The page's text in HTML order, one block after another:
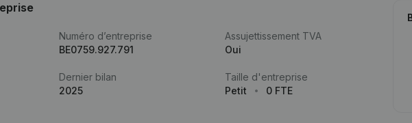
Numéro d’entreprise
BE0759.927.791
Assujettissement TVA
Oui
Dernier bilan
2025
Taille d'entreprise
Petit
0 FTE